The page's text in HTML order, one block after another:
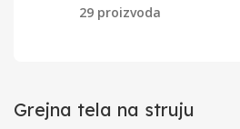
29 proizvoda
Grejna tela na struju